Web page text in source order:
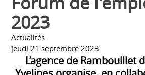
2023
Actualités
jeudi 21 septembre 2023
L’agence de Rambouillet